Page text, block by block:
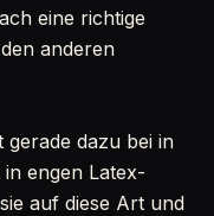
eine richtige
anderen
dazu bei in
engen Latex-
auf diese Art und